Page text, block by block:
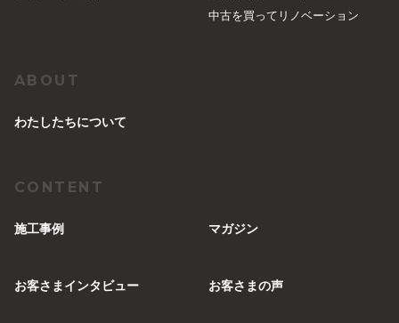
中古を買ってリノベーション
ABOUT
︎わたしたちについて
CONTENT
施工事例 マガジン
お客さまインタビュー お客さまの声